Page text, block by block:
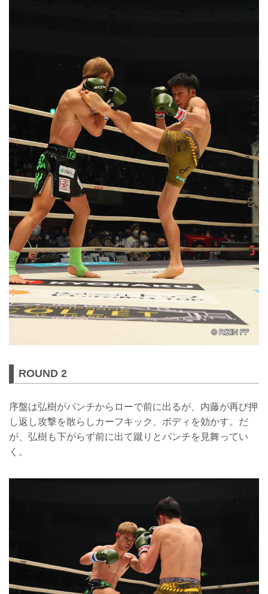
ROUND 2
序盤は弘樹がパンチからローで前に出るが、内藤が再び押
し返し攻撃を散らしカーフキック、ボディを効かす。だ
が、弘樹も下がらず前に出て蹴りとパンチを見舞ってい
く。